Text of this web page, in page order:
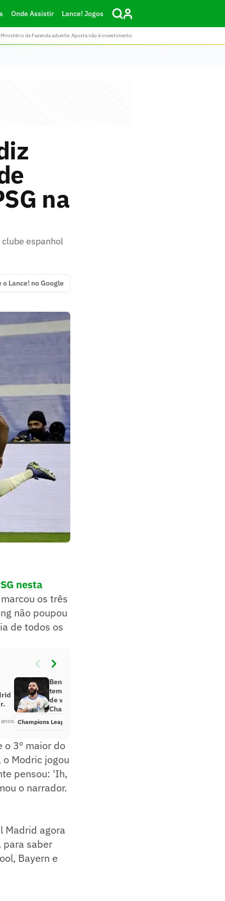
Onde Assistir Lance! Jogos
da Fazenda adverte: Aposta não é investimento
na
espanhol
o Lance! no Google
nesta
os três
não poupou
de todos os
Benzema faz três gols no segundo
tempo, Real Madrid vence o PSG
de virada e vai às quartas da
Champions
Champions League
3º maior do
Modric jogou
pensou: 'Ih,
o narrador.
Madrid agora
para saber
Bayern e